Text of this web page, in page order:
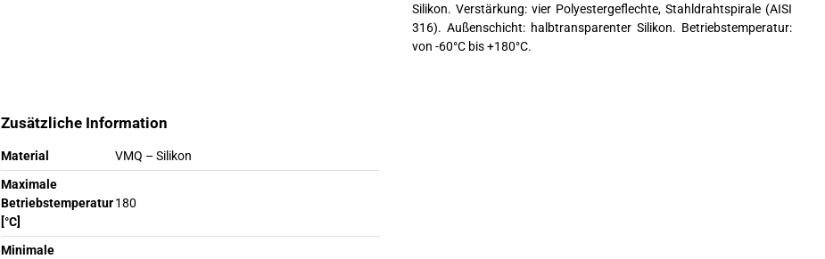
Zusätzliche Information
Material
VMQ – Silikon
Maximale
Betriebstemperatur
[°C]
180
Minimale
Silikon. Verstärkung: vier Polyestergeflechte, Stahldrahtspirale (AISI
316). Außenschicht: halbtransparenter Silikon. Betriebstemperatur:
von -60°C bis +180°C.